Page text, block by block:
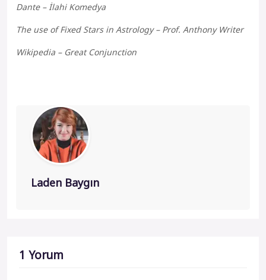
Dante – İlahi Komedya
The use of Fixed Stars in Astrology – Prof. Anthony Writer
Wikipedia – Great Conjunction
Laden Baygın
1 Yorum